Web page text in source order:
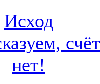
Исход
счёт
нет!